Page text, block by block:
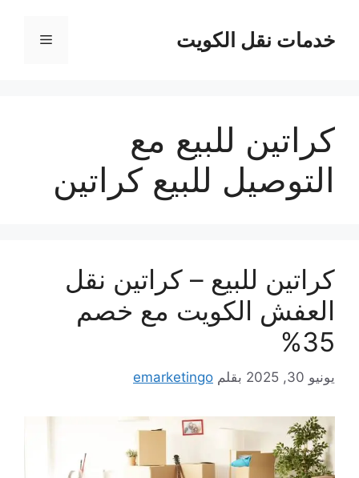
المحتوىخدمات نقل الكويت القائمة
كراتين للبيع مع
التوصيل للبيع كراتين
كراتين للبيع – كراتين نقل
العفش الكويت مع خصم
35%
يونيو 30, 2025 بقلم emarketingo